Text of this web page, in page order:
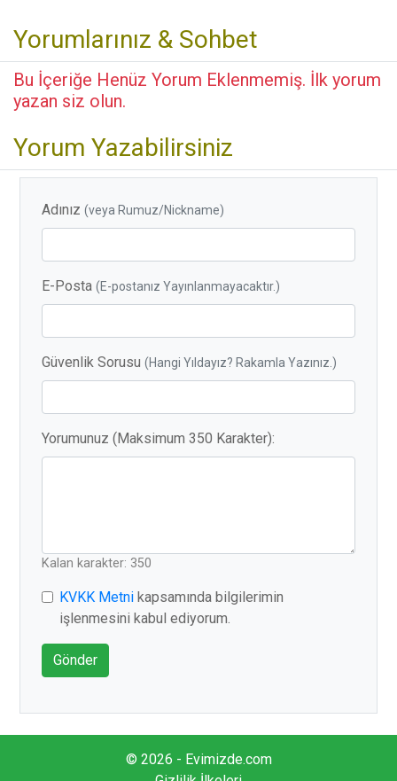
Yorumlarınız & Sohbet
Bu İçeriğe Henüz Yorum Eklenmemiş. İlk yorum
yazan siz olun.
Yorum Yazabilirsiniz
Adınız(veya Rumuz/Nickname)
E-Posta(E-postanız Yayınlanmayacaktır.)
Güvenlik Sorusu(Hangi Yıldayız? Rakamla Yazınız.)
Yorumunuz (Maksimum 350 Karakter):
Kalan karakter: 350
KVKK Metni kapsamında bilgilerimin
işlenmesini kabul ediyorum.
Gönder
© 2026 - Evimizde.com